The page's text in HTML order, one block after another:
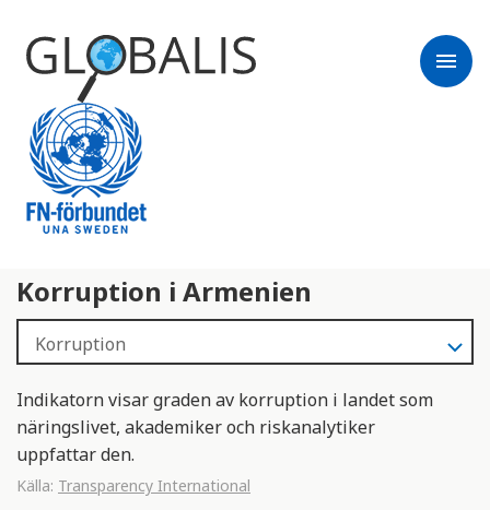
menu
Korruption i Armenien
Indikatorn visar graden av korruption i landet som
näringslivet, akademiker och riskanalytiker
uppfattar den.
Källa: Transparency International